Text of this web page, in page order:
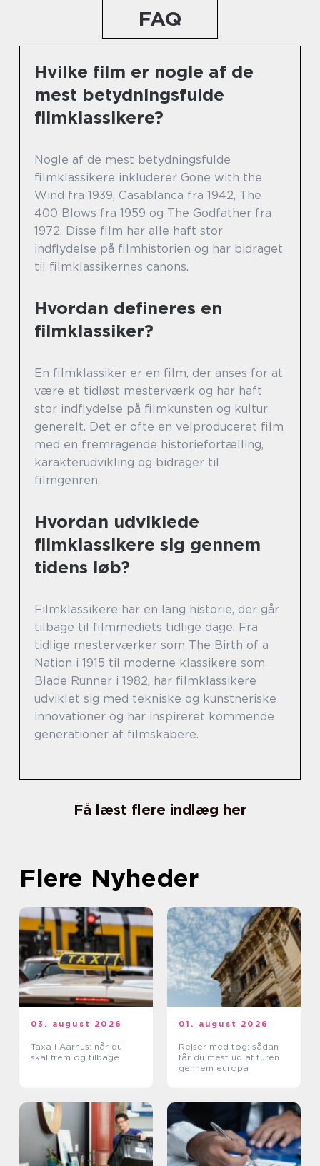
FAQ
Hvilke film er nogle af de
mest betydningsfulde
filmklassikere?
Nogle af de mest betydningsfulde
filmklassikere inkluderer Gone with the
Wind fra 1939, Casablanca fra 1942, The
400 Blows fra 1959 og The Godfather fra
1972. Disse film har alle haft stor
indflydelse på filmhistorien og har bidraget
til filmklassikernes canons.
Hvordan defineres en
filmklassiker?
En filmklassiker er en film, der anses for at
være et tidløst mesterværk og har haft
stor indflydelse på filmkunsten og kultur
generelt. Det er ofte en velproduceret film
med en fremragende historiefortælling,
karakterudvikling og bidrager til
filmgenren.
Hvordan udviklede
filmklassikere sig gennem
tidens løb?
Filmklassikere har en lang historie, der går
tilbage til filmmediets tidlige dage. Fra
tidlige mesterværker som The Birth of a
Nation i 1915 til moderne klassikere som
Blade Runner i 1982, har filmklassikere
udviklet sig med tekniske og kunstneriske
innovationer og har inspireret kommende
generationer af filmskabere.
Få læst flere indlæg her
Flere Nyheder
03. august 2026
Taxa i Aarhus: når du
skal frem og tilbage
01. august 2026
Rejser med tog: sådan
får du mest ud af turen
gennem europa